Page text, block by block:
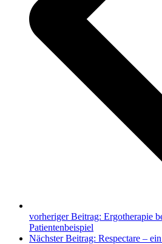
vorheriger Beitrag: Ergotherapie
Patientenbeispiel
Nächster Beitrag: Respectare –